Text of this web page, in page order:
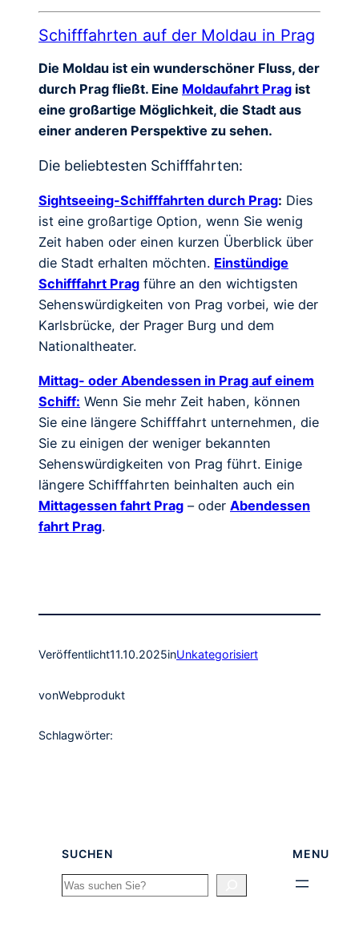
Schifffahrten auf der Moldau in Prag
Die Moldau ist ein wunderschöner Fluss, der
durch Prag fließt. Eine Moldaufahrt Prag ist
eine großartige Möglichkeit, die Stadt aus
einer anderen Perspektive zu sehen.
Die beliebtesten Schifffahrten:
Sightseeing-Schifffahrten durch Prag: Dies
ist eine großartige Option, wenn Sie wenig
Zeit haben oder einen kurzen Überblick über
die Stadt erhalten möchten. Einstündige
Schifffahrt Prag führe an den wichtigsten
Sehenswürdigkeiten von Prag vorbei, wie der
Karlsbrücke, der Prager Burg und dem
Nationaltheater.
Mittag- oder Abendessen in Prag auf einem
Schiff: Wenn Sie mehr Zeit haben, können
Sie eine längere Schifffahrt unternehmen, die
Sie zu einigen der weniger bekannten
Sehenswürdigkeiten von Prag führt. Einige
längere Schifffahrten beinhalten auch ein
Mittagessen fahrt Prag – oder Abendessen
fahrt Prag.
Veröffentlicht11.10.2025inUnkategorisiert
vonWebprodukt
Schlagwörter:
SUCHEN
Search
MENU